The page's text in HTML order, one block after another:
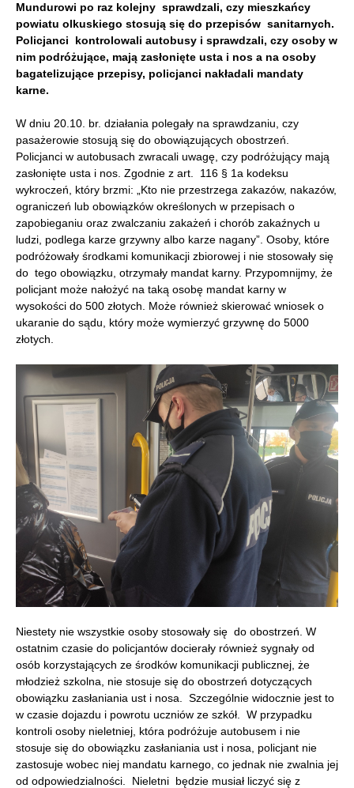
Mundurowi po raz kolejny sprawdzali, czy mieszkańcy
powiatu olkuskiego stosują się do przepisów sanitarnych.
Policjanci kontrolowali autobusy i sprawdzali, czy osoby w
nim podróżujące, mają zasłonięte usta i nos a na osoby
bagatelizujące przepisy, policjanci nakładali mandaty
karne.
W dniu 20.10. br. działania polegały na sprawdzaniu, czy
pasażerowie stosują się do obowiązujących obostrzeń.
Policjanci w autobusach zwracali uwagę, czy podróżujący mają
zasłonięte usta i nos. Zgodnie z art. 116 § 1a kodeksu
wykroczeń, który brzmi: „Kto nie przestrzega zakazów, nakazów,
ograniczeń lub obowiązków określonych w przepisach o
zapobieganiu oraz zwalczaniu zakażeń i chorób zakaźnych u
ludzi, podlega karze grzywny albo karze nagany”. Osoby, które
podróżowały środkami komunikacji zbiorowej i nie stosowały się
do tego obowiązku, otrzymały mandat karny. Przypomnijmy, że
policjant może nałożyć na taką osobę mandat karny w
wysokości do 500 złotych. Może również skierować wniosek o
ukaranie do sądu, który może wymierzyć grzywnę do 5000
złotych.
Niestety nie wszystkie osoby stosowały się do obostrzeń. W
ostatnim czasie do policjantów docierały również sygnały od
osób korzystających ze środków komunikacji publicznej, że
młodzież szkolna, nie stosuje się do obostrzeń dotyczących
obowiązku zasłaniania ust i nosa. Szczególnie widocznie jest to
w czasie dojazdu i powrotu uczniów ze szkół. W przypadku
kontroli osoby nieletniej, która podróżuje autobusem i nie
stosuje się do obowiązku zasłaniania ust i nosa, policjant nie
zastosuje wobec niej mandatu karnego, co jednak nie zwalnia jej
od odpowiedzialności. Nieletni będzie musiał liczyć się z